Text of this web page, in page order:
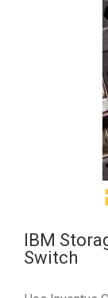
IBM
Switch